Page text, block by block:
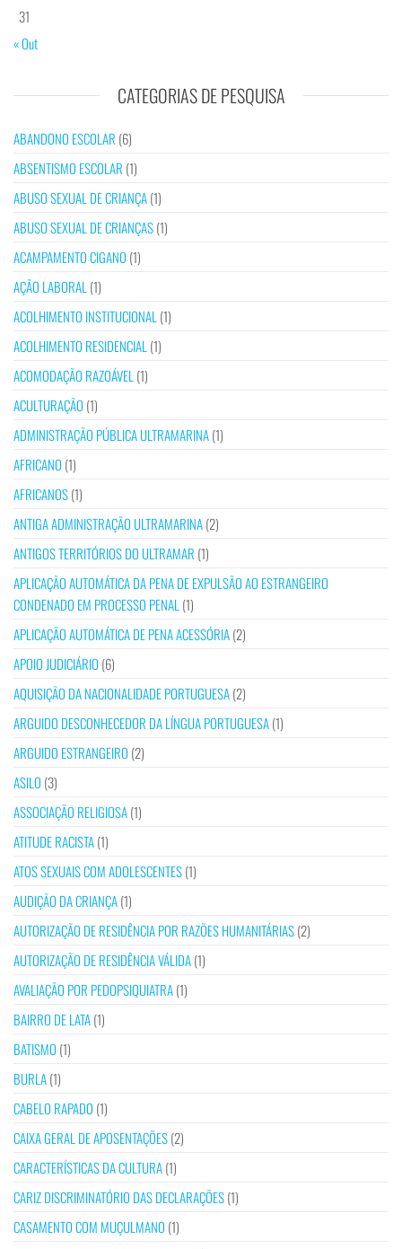
31
« Out
CATEGORIAS DE PESQUISA
ABANDONO ESCOLAR (6)
ABSENTISMO ESCOLAR (1)
ABUSO SEXUAL DE CRIANÇA(1)
ABUSO SEXUAL DE CRIANÇAS(1)
ACAMPAMENTO CIGANO (1)
AÇÃO LABORAL(1)
ACOLHIMENTO INSTITUCIONAL(1)
ACOLHIMENTO RESIDENCIAL(1)
ACOMODAÇÃO RAZOÁVEL(1)
ACULTURAÇÃO (1)
ADMINISTRAÇÃO PÚBLICA ULTRAMARINA(1)
AFRICANO (1)
AFRICANOS(1)
ANTIGA ADMINISTRAÇÃO ULTRAMARINA(2)
ANTIGOS TERRITÓRIOS DO ULTRAMAR (1)
APLICAÇÃO AUTOMÁTICA DA PENA DE EXPULSÃO AO ESTRANGEIRO
CONDENADO EM PROCESSO PENAL(1)
APLICAÇÃO AUTOMÁTICA DE PENA ACESSÓRIA(2)
APOIO JUDICIÁRIO (6)
AQUISIÇÃO DA NACIONALIDADE PORTUGUESA(2)
ARGUIDO DESCONHECEDOR DA LÍNGUA PORTUGUESA(1)
ARGUIDO ESTRANGEIRO (2)
ASILO (3)
ASSOCIAÇÃO RELIGIOSA(1)
ATITUDE RACISTA(1)
ATOS SEXUAIS COM ADOLESCENTES(1)
AUDIÇÃO DA CRIANÇA(1)
AUTORIZAÇÃO DE RESIDÊNCIA POR RAZÕES HUMANITÁRIAS(2)
AUTORIZAÇÃO DE RESIDÊNCIA VÁLIDA(1)
AVALIAÇÃO POR PEDOPSIQUIATRA(1)
BAIRRO DE LATA(1)
BATISMO (1)
BURLA(1)
CABELO RAPADO (1)
CAIXA GERAL DE APOSENTAÇÕES(2)
CARACTERÍSTICAS DA CULTURA(1)
CARIZ DISCRIMINATÓRIO DAS DECLARAÇÕES(1)
CASAMENTO COM MUÇULMANO (1)